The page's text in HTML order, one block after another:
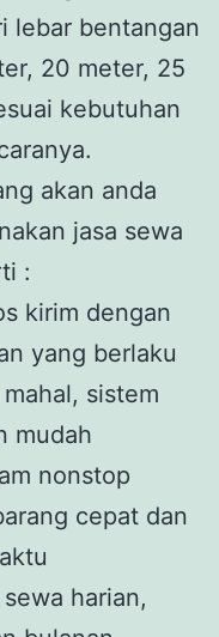
lebar bentangan
20 meter, 25
kebutuhan
akan anda
jasa sewa
:
kirim dengan
yang berlaku
sistem
mudah
nonstop
cepat dan
harian,